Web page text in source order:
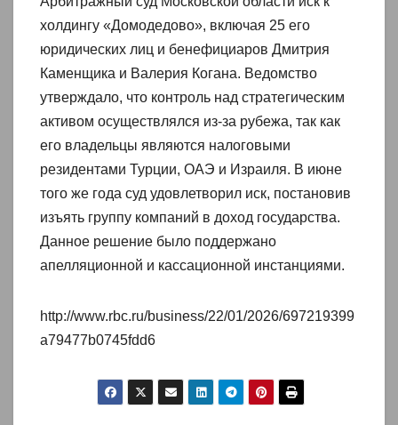
холдингу «Домодедово», включая 25 его
юридических лиц и бенефициаров Дмитрия
Каменщика и Валерия Когана. Ведомство
утверждало, что контроль над стратегическим
активом осуществлялся из-за рубежа, так как
его владельцы являются налоговыми
резидентами Турции, ОАЭ и Израиля. В июне
того же года суд удовлетворил иск, постановив
изъять группу компаний в доход государства.
Данное решение было поддержано
апелляционной и кассационной инстанциями.
http://www.rbc.ru/business/22/01/2026/697219399
a79477b0745fdd6